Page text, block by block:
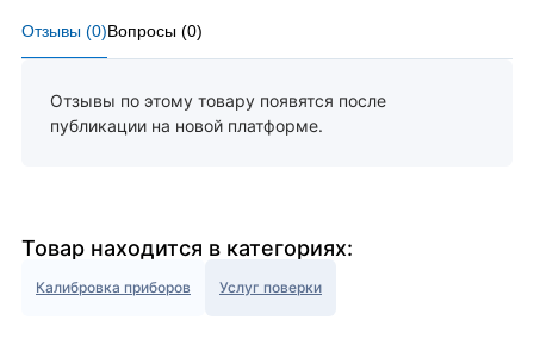
Отзывы (0)Вопросы (0)
Отзывы по этому товару появятся после
публикации на новой платформе.
Товар находится в категориях:
Калибровка приборов Услуг поверки